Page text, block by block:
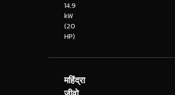
14.9
kW
(20
HP)
महिंद्रा